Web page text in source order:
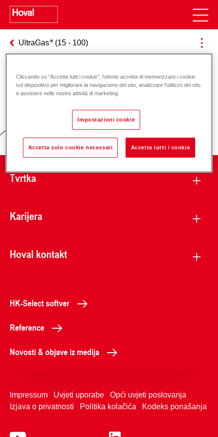
UltraGas (15 - 100)
Odgovornost za energiju i okoliš
Tvrtka
Karijera
Hoval kontakt
HK-Select softver
Reference
Novosti & objave iz medija
Impressum Uvjeti uporabe
Opći uvjeti poslovanja
Izjava o privatnosti
Politika kolačića Kodeks ponašanja
Cliccando su “Accetta tutti i cookie”, l'utente accetta di memorizzare i cookie
sul dispositivo per migliorare la navigazione del sito, analizzare l'utilizzo del sito
e assistere nelle nostre attività di marketing.
Impostazioni cookie
Accetta solo cookie necessari Accetta tutti i cookie